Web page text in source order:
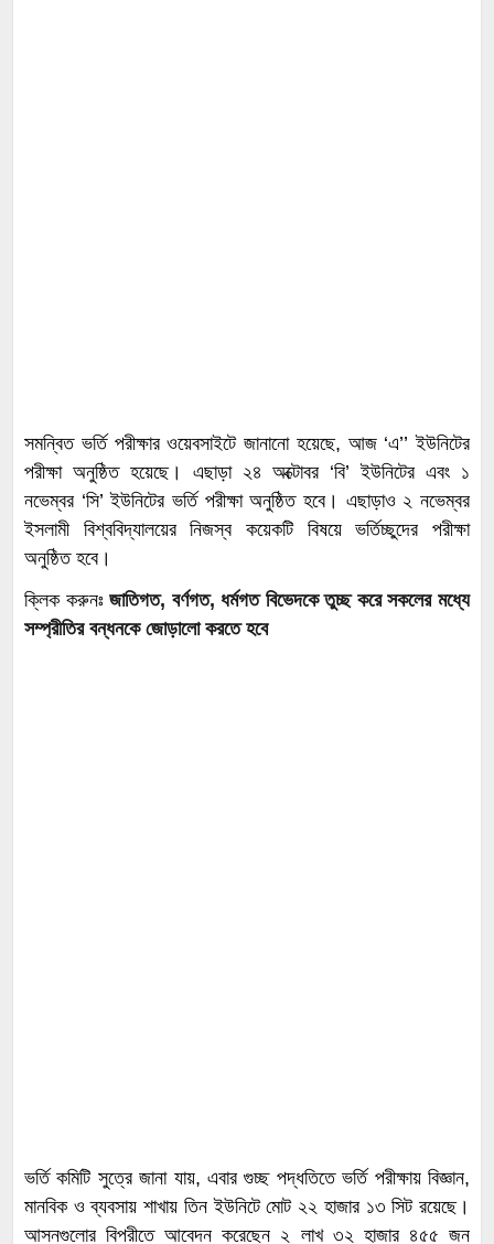
সমন্বিত ভর্তি পরীক্ষার ওয়েবসাইটে জানানো হয়েছে, আজ ‘এ’’ ইউনিটের
পরীক্ষা অনুষ্ঠিত হয়েছে। এছাড়া ২৪ অক্টোবর ‘বি’ ইউনিটের এবং ১
নভেম্বর ‘সি’ ইউনিটের ভর্তি পরীক্ষা অনুষ্ঠিত হবে। এছাড়াও ২ নভেম্বর
ইসলামী বিশ্ববিদ্যালয়ের নিজস্ব কয়েকটি বিষয়ে ভর্তিচ্ছুদের পরীক্ষা
অনুষ্ঠিত হবে।
ক্লিক করুনঃজাতিগত, বর্ণগত, ধর্মগত বিভেদকে তুচ্ছ করে সকলের মধ্যে
সম্প্রীতির বন্ধনকে জোড়ালো করতে হবে
ভর্তি কমিটি সুত্রে জানা যায়, এবার গুচ্ছ পদ্ধতিতে ভর্তি পরীক্ষায় বিজ্ঞান,
মানবিক ও ব্যবসায় শাখায় তিন ইউনিটে মোট ২২ হাজার ১৩ সিট রয়েছে।
আসনগুলোর বিপরীতে আবেদন করেছেন ২ লাখ ৩২ হাজার ৪৫৫ জন